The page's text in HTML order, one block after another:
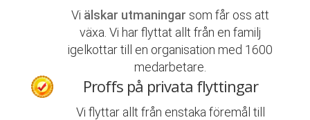
Vi älskar utmaningar som får oss att
växa. Vi har flyttat allt från en familj
igelkottar till en organisation med 1600
medarbetare.
Proffs på privata flyttingar
Vi flyttar allt från enstaka föremål till